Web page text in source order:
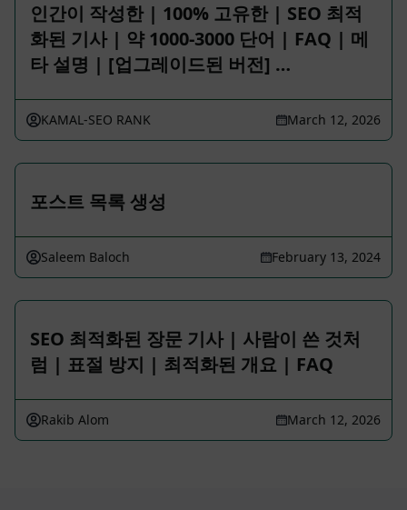
인간이 작성한 | 100% 고유한 | SEO 최적
화된 기사 | 약 1000-3000 단어 | FAQ | 메
타 설명 | [업그레이드된 버전] …
KAMAL-SEO RANK March 12, 2026
포스트 목록 생성
Saleem Baloch February 13, 2024
SEO 최적화된 장문 기사 | 사람이 쓴 것처
럼 | 표절 방지 | 최적화된 개요 | FAQ
Rakib Alom March 12, 2026